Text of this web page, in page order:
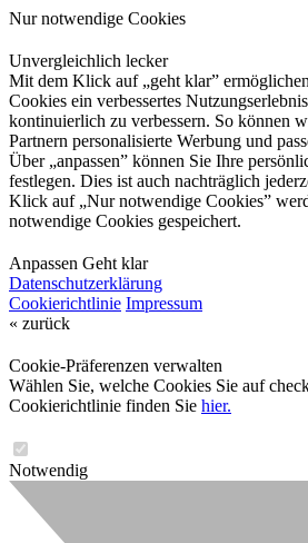
Nur notwendige Cookies
Unvergleichlich lecker
Mit dem Klick auf „geht klar”
Cookies ein verbessertes
kontinuierlich zu verbessern. So können
Partnern personalisierte Werbung und
Über „anpassen” können Sie Ihre
festlegen. Dies ist auch nachträglich
Klick auf „Nur notwendige Cookies”
notwendige Cookies gespeichert.
Anpassen Geht klar
Datenschutzerklärung
Cookierichtlinie Impressum
« zurück
Cookie-Präferenzen verwalten
Wählen Sie, welche Cookies Sie auf
Cookierichtlinie finden Sie hier.
Notwendig